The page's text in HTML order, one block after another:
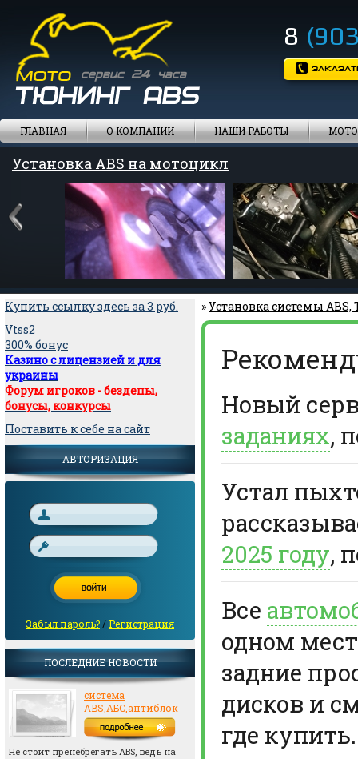
8
ГЛАВНАЯ О КОМПАНИИ НАШИ РАБОТЫ
Установка ABS на мотоцикл
Купить ссылку здесь за3 руб.
Vtss2
300% бонус
Казино с лицензией и для
украины
Форум игроков - бездепы,
бонусы, конкурсы
Поставить к себе на сайт
АВТОРИЗАЦИЯ
Забыл пароль? /Регистрация
ПОСЛЕДНИЕ НОВОСТИ
система
ABS,АБС,антиблок
Не стоит пренебрегать АВS, ведь на
»Установка системы
Новый
заданиях,
Устал
2025 году,
Все
одном
задние
дисков и
где купить.